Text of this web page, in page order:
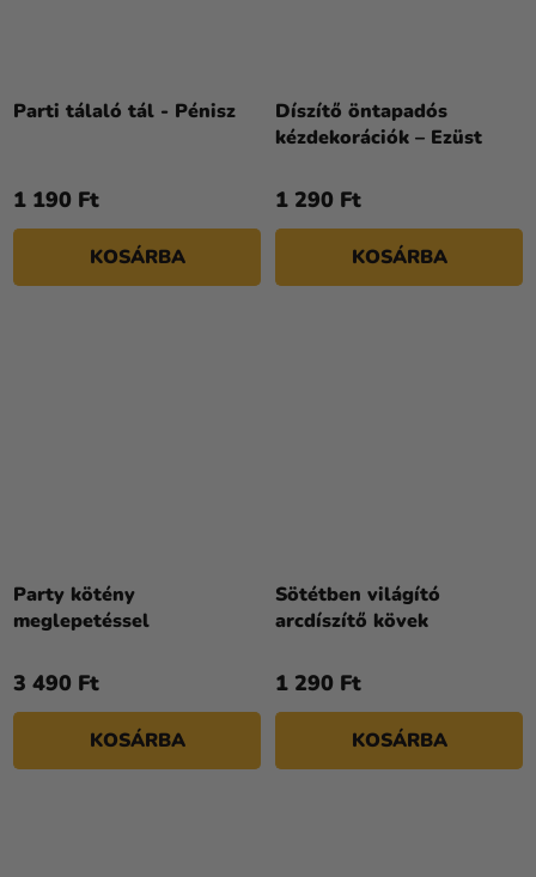
Parti tálaló tál - Pénisz
1 190 Ft
KOSÁRBA
Díszítő öntapadós
kézdekorációk – Ezüst
1 290 Ft
KOSÁRBA
Party kötény
meglepetéssel
3 490 Ft
KOSÁRBA
Sötétben világító
arcdíszítő kövek
1 290 Ft
KOSÁRBA